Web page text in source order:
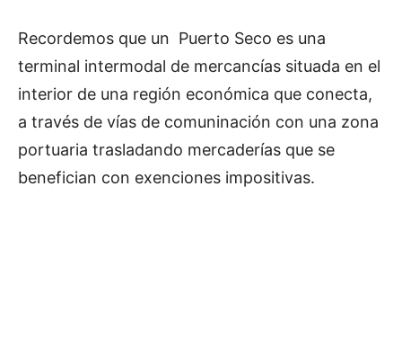
Recordemos que un Puerto Seco es una
terminal intermodal de mercancías situada en el
interior de una región económica que conecta,
a través de vías de comuninación con una zona
portuaria trasladando mercaderías que se
benefician con exenciones impositivas.